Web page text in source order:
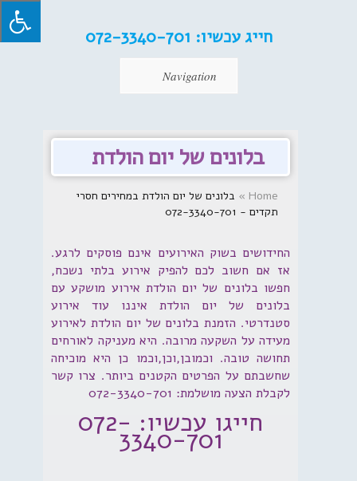
חייג עכשיו:
Navigation
בלונים של יום הולדת
Home
» בלונים של יום הולדת במחירים חסרי
תקדים - 072-3340-701
החידושים בשוק האירועים אינם פוסקים לרגע.
אז אם חשוב לכם להפיק אירוע בלתי נשכח,
חפשו בלונים של יום הולדת אירוע מושקע עם
בלונים של יום הולדת איננו עוד אירוע
סטנדרטי. הזמנת בלונים של יום הולדת לאירוע
מעידה על השקעה מרובה. היא מעניקה לאורחים
תחושה טובה. וכמובן,וכן,וכמו כן היא מוכיחה
שחשבתם על הפרטים הקטנים ביותר. צרו קשר
לקבלת הצעה מושלמת: 072-3340-701
חייגו עכשיו: 072-
3340-701